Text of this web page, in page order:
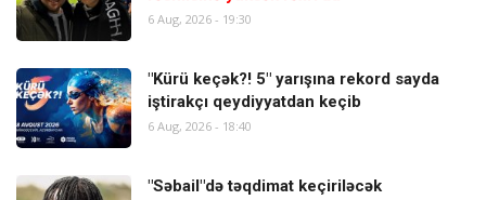
6 Aug, 2026 - 19:30
"Kürü keçək?! 5" yarışına rekord sayda
iştirakçı qeydiyyatdan keçib
6 Aug, 2026 - 18:40
"Səbail"də təqdimat keçiriləcək